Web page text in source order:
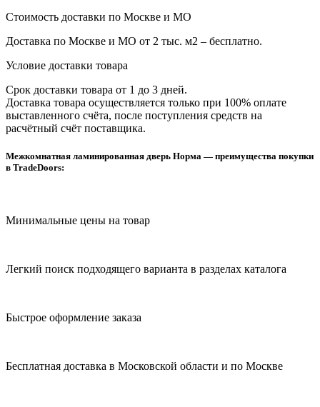
Стоимость доставки по Москве и МО
Доставка по Москве и МО от 2 тыс. м2 – бесплатно.
Условие доставки товара
Срок доставки товара от 1 до 3 дней.
Доставка товара осуществляется только при 100% оплате
выставленного счёта, после поступления средств на
расчётный счёт поставщика.
Межкомнатная ламинированная дверь Норма — преимущества покупки
в TradeDoors:
Минимальные цены на товар
Легкий поиск подходящего варианта в разделах каталога
Быстрое оформление заказа
Бесплатная доставка в Московской области и по Москве